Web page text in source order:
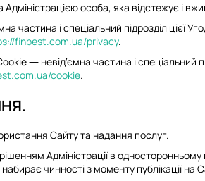
особа, яка відстежує і
частина і спеціальний підрозділ
finbest.com.ua/privacy.
— невід’ємна частина і
cookie.
Сайту та надання послуг.
Адміністрації в
чинності з моменту публікації на